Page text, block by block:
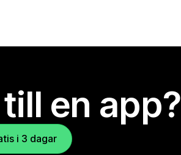
en app?
i 3 dagar